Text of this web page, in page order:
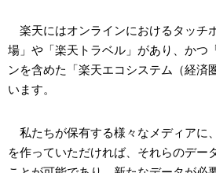
楽天にはオンラインにおけるタッチ
場」や「楽天トラベル」があり、かつ
ンを含めた「楽天エコシステム（経済
います。
私たちが保有する様々なメディアに
を作っていただければ、それらのデー